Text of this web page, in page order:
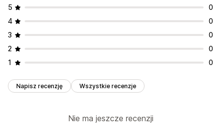
5
0
4
0
3
0
2
0
1
0
Napisz recenzję Wszystkie recenzje
Nie ma jeszcze recenzji